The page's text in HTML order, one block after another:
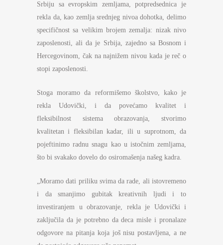
Srbiju sa evropskim zemljama, potpredsednica je
rekla da, kao zemlja srednjeg nivoa dohotka, delimo
specifičnost sa velikim brojem zemalja: nizak nivo
zaposlenosti, ali da je Srbija, zajedno sa Bosnom i
Hercegovinom, čak na najnižem nivou kada je reč o
stopi zaposlenosti.
Stoga moramo da reformišemo školstvo, kako je
rekla Udovički, i da povećamo kvalitet i
fleksibilnost sistema obrazovanja, stvorimo
kvalitetan i fleksibilan kadar, ili u suprotnom, da
pojeftinimo radnu snagu kao u istočnim zemljama,
što bi svakako dovelo do osiromašenja našeg kadra.
„Moramo dati priliku svima da rade, ali istovremeno
i da smanjimo gubitak kreativnih ljudi i to
investiranjem u obrazovanje, rekla je Udovički i
zaključila da je potrebno da deca misle i pronalaze
odgovore na pitanja koja još nisu postavljena, a ne